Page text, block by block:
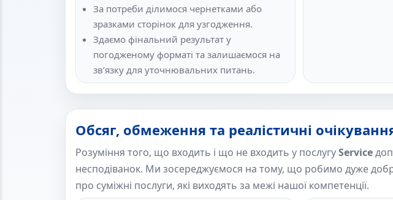
За потреби ділимося чернетками або
зразками сторінок для узгодження.
Здаємо фінальний результат у
погодженому форматі та залишаємося на
зв’язку для уточнювальних питань.
Обсяг, обмеження та реалістичні
Розуміння того, що входить і що не входить у послугуService
несподіванок. Ми зосереджуємося на тому, що робимо дуже
про суміжні послуги, які виходять за межі нашої компетенції.